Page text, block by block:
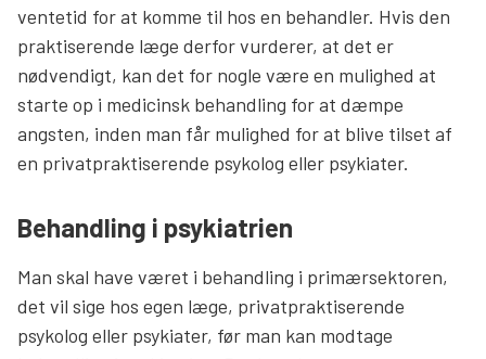
ventetid for at komme til hos en behandler. Hvis den
praktiserende læge derfor vurderer, at det er
nødvendigt, kan det for nogle være en mulighed at
starte op i medicinsk behandling for at dæmpe
angsten, inden man får mulighed for at blive tilset af
en privatpraktiserende psykolog eller psykiater.
Behandling i psykiatrien
Man skal have været i behandling i primærsektoren,
det vil sige hos egen læge, privatpraktiserende
psykolog eller psykiater, før man kan modtage